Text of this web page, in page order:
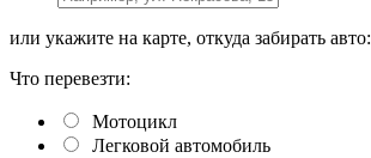
или укажите на карте, откуда забирать авто:
Что перевезти:
Мотоцикл
Легковой автомобиль